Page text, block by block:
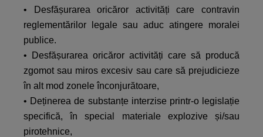
• Desfășurarea oricăror activități care contravin
reglementărilor legale sau aduc atingere moralei
publice.
• Desfășurarea oricăror activități care să producă
zgomot sau miros excesiv sau care să prejudicieze
în alt mod zonele înconjurătoare,
• Deținerea de substanțe interzise printr-o legislație
specifică, în special materiale explozive și/sau
pirotehnice,